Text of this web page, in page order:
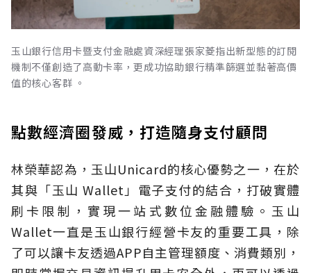
玉山銀行信用卡暨支付金融處資深經理張家菱指出新型態的訂閱
機制不僅創造了高動卡率，更成功協助銀行精準篩選並黏著高價
值的核心客群 。
點數經濟圈發威，打造隨身支付顧問
林榮華認為，玉山Unicard的核心優勢之一，在於
其與「玉山 Wallet」電子支付的結合，打破實體
刷卡限制，實現一站式數位金融體驗。玉山
Wallet一直是玉山銀行經營卡友的重要工具，除
了可以讓卡友透過APP自主管理額度、消費類別，